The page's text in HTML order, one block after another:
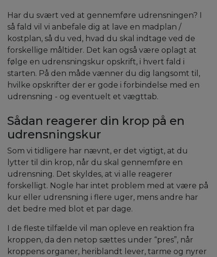
Har du svært ved at gennemføre udrensningen? I
så fald vil vi anbefale dig at lave en madplan /
kostplan, så du ved, hvad du skal indtage ved de
forskellige måltider. Det kan også være oplagt at
følge en udrensningskur opskrift, i hvert fald i
starten. På den måde vænner du dig langsomt til,
hvilke opskrifter der er gode i forbindelse med en
udrensning - og eventuelt et vægttab.
Sådan reagerer din krop på en
udrensningskur
Som vi tidligere har nævnt, er det vigtigt, at du
lytter til din krop, når du skal gennemføre en
udrensning. Det skyldes, at vi alle reagerer
forskelligt. Nogle har intet problem med at være på
kur eller udrensning i flere uger, mens andre har
det bedre med blot et par dage.
I de fleste tilfælde vil man opleve en reaktion fra
kroppen, da den netop sættes under “pres”, når
kroppens organer, heriblandt lever, tarme og nyrer